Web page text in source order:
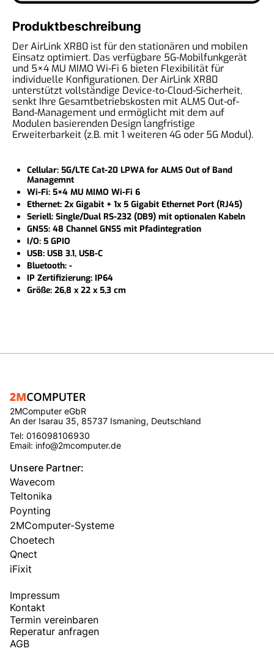
Produktbeschreibung
Der AirLink XR80 ist für den stationären und mobilen
Einsatz optimiert. Das verfügbare 5G-Mobilfunkgerät
und 5×4 MU MIMO Wi-Fi 6 bieten Flexibilität für
individuelle Konfigurationen. Der AirLink XR80
unterstützt vollständige Device-to-Cloud-Sicherheit,
senkt Ihre Gesamtbetriebskosten mit ALMS Out-of-
Band-Management und ermöglicht mit dem auf
Modulen basierenden Design langfristige
Erweiterbarkeit (z.B. mit 1 weiteren 4G oder 5G Modul).
Cellular: 5G/LTE Cat-20 LPWA for ALMS Out of Band
Managemnt
Wi-Fi: 5×4 MU MIMO Wi-Fi 6
Ethernet: 2x Gigabit + 1x 5 Gigabit Ethernet Port (RJ45)
Seriell: Single/Dual RS-232 (DB9) mit optionalen Kabeln
GNSS: 48 Channel GNSS mit Pfadintegration
I/O: 5 GPIO
USB: USB 3.1, USB-C
Bluetooth: -
IP Zertifizierung: IP64
Größe: 26,8 x 22 x 5,3 cm
2MComputer eGbR
An der Isarau 35, 85737 Ismaning, Deutschland
Tel: 016098106930
Email: info@2mcomputer.de
Unsere Partner:
Wavecom
Teltonika
Poynting
2MComputer-Systeme
Choetech
Qnect
iFixit
Impressum
Kontakt
Termin vereinbaren
Reperatur anfragen
AGB